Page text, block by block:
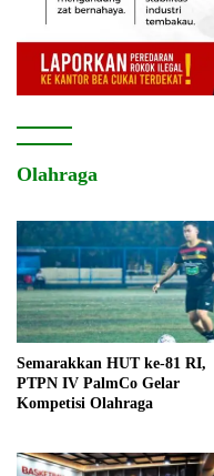
Olahraga
Semarakkan HUT ke-81 RI,
PTPN IV PalmCo Gelar
Kompetisi Olahraga